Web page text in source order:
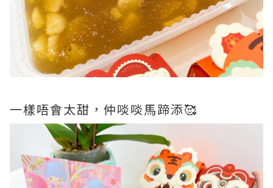
一樣唔會太甜，仲啖啖馬蹄添🥰